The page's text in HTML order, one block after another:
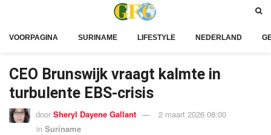
VOORPAGINA SURINAME LIFESTYLE NEDERLAND
CEO Brunswijk vraagt kalmte in
turbulente EBS-crisis
door Sheryl Dayene Gallant
2 maart 2026 08:00
in Suriname